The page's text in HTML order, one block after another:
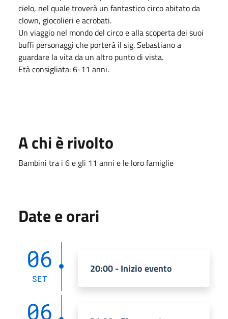
cielo, nel quale troverà un fantastico circo abitato da
clown, giocolieri e acrobati.
Un viaggio nel mondo del circo e alla scoperta dei suoi
buffi personaggi che porterà il sig. Sebastiano a
guardare la vita da un altro punto di vista.
Età consigliata: 6-11 anni.
A chi è rivolto
Bambini tra i 6 e gli 11 anni e le loro famiglie
Date e orari
06
SET
20:00 - Inizio evento
06